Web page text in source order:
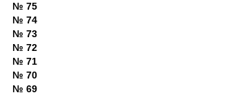
№ 75
№ 74
№ 73
№ 72
№ 71
№ 70
№ 69